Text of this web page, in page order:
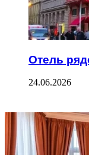
Отель
24.06.2026